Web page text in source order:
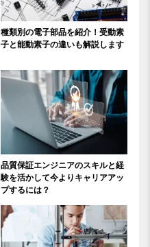
種類別の電子部品を紹介！受動素
子と能動素子の違いも解説します
品質保証エンジニアのスキルと経
験を活かして今よりキャリアアッ
プするには？